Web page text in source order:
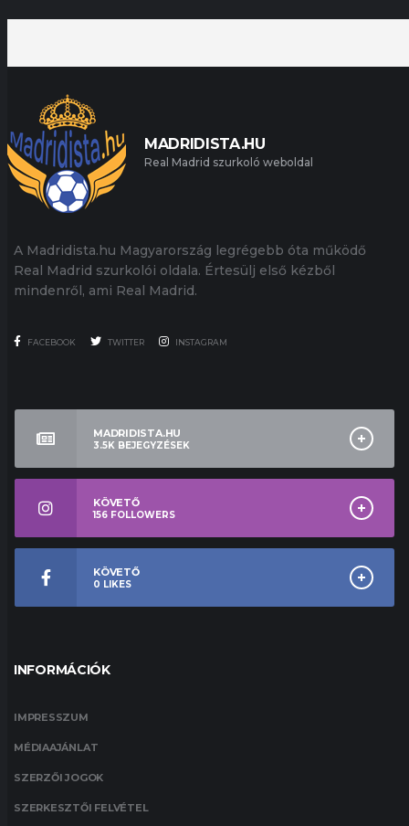
MADRIDISTA.HU
Real Madrid szurkoló weboldal
A Madridista.hu Magyarország legrégebb óta működő
Real Madrid szurkolói oldala. Értesülj első kézből
mindenről, ami Real Madrid.
FACEBOOK TWITTER INSTAGRAM
MADRIDISTA.HU
3.5K BEJEGYZÉSEK
KÖVETŐ
156 FOLLOWERS
KÖVETŐ
0 LIKES
INFORMÁCIÓK
IMPRESSZUM
MÉDIAAJÁNLAT
SZERZŐI JOGOK
SZERKESZTŐI FELVÉTEL